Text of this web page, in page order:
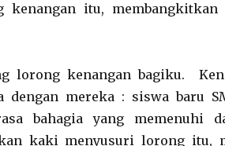
itu,
lorong kenangan bagiku.
dengan mereka : siswa baru
bahagia yang memenuhi
kaki menyusuri lorong itu,